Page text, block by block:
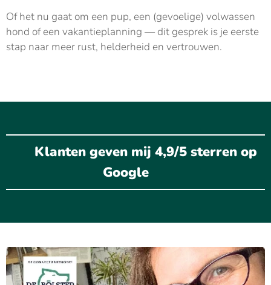
Of het nu gaat om een pup, een (gevoelige) volwassen
hond of een vakantieplanning — dit gesprek is je eerste
stap naar meer rust, helderheid en vertrouwen.
⭐️ Klanten geven mij 4,9/5 sterren op
Google ⭐️